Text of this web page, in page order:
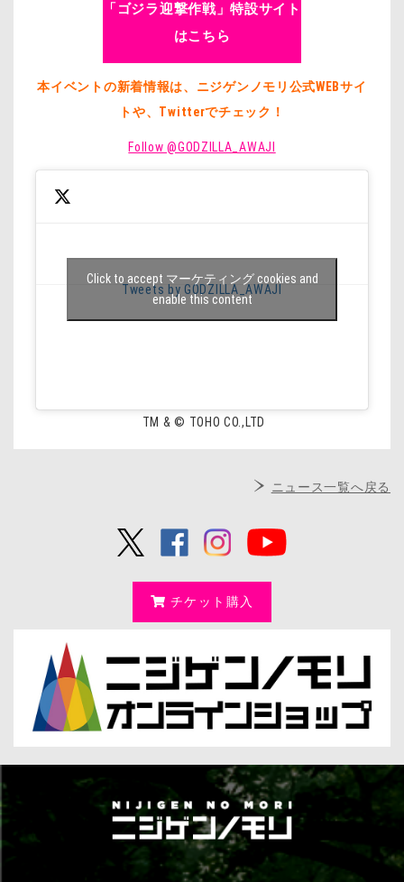
「ゴジラ迎撃作戦」特設サイト
はこちら
本イベントの新着情報は、ニジゲンノモリ公式WEBサイ
トや、Twitterでチェック！
Follow @GODZILLA_AWAJI
Tweets by GODZILLA_AWAJI
Click to accept マーケティング cookies and
enable this content
TM & © TOHO CO.,LTD
ニュース一覧へ戻る
チケット購入